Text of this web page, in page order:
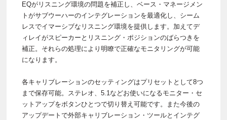
EQがリスニング環境の問題を補正し、ベース・マネージメン
トがサブウーハーのインテグレーションを最適化し、シーム
レスでイマーシブなリスニング環境を提供します。加えてデ
ィレイがスピーカーとリスニング・ポジションのばらつきを
補正。それらの処理により明瞭で正確なモニタリングが可能
になります。
各キャリブレーションのセッティングはプリセットとして8つ
まで保存可能。ステレオ、5.1などお使いになるモニター・セ
ットアップをボタンひとつで切り替え可能です。また今後の
アップデートで外部キャリブレーション・ツールとインテグ